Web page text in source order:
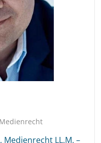
Medienrecht LL.M. –